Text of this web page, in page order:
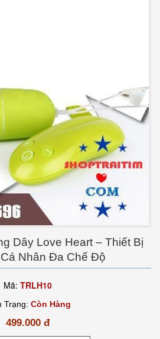
Dây Love Heart – Thiết Bị
Nhân Đa Chế Độ
Mã: TRLH10
Trạng: Còn Hàng
499.000 đ